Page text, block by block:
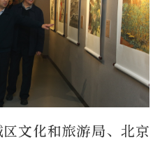
文化和旅游局、北京